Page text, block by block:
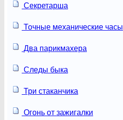
Секретарша
Точные механические часы
Два парикмахера
Следы быка
Три стаканчика
Огонь от зажигалки